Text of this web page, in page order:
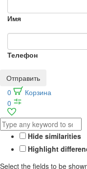
Имя
Телефон
Отправить
0
Корзина
0
Hide similarities
Highlight
Select the fields to be